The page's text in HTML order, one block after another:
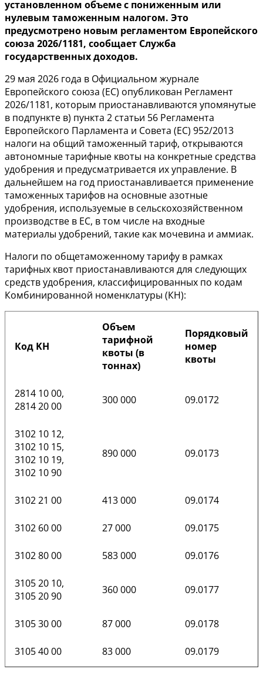
установленном объеме с пониженным или
нулевым таможенным налогом. Это
предусмотрено новым регламентом Европейского
союза 2026/1181, сообщает Служба
государственных доходов.
29 мая 2026 года в Официальном журнале
Европейского союза (ЕС) опубликован Регламент
2026/1181, которым приостанавливаются упомянутые
в подпункте в) пункта 2 статьи 56 Регламента
Европейского Парламента и Совета (ЕС) 952/2013
налоги на общий таможенный тариф, открываются
автономные тарифные квоты на конкретные средства
удобрения и предусматривается их управление. В
дальнейшем на год приостанавливается применение
таможенных тарифов на основные азотные
удобрения, используемые в сельскохозяйственном
производстве в ЕС, в том числе на входные
материалы удобрений, такие как мочевина и аммиак.
Налоги по общетаможенному тарифу в рамках
тарифных квот приостанавливаются для следующих
средств удобрения, классифицированных по кодам
Комбинированной номенклатуры (КН):
Код KН
Объем
тарифной
квоты (в
тоннах)
Порядковый
номер
квоты
2814 10 00,
2814 20 00
300 000 09.0172
3102 10 12,
3102 10 15,
3102 10 19,
3102 10 90
890 000 09.0173
3102 21 00 413 000 09.0174
3102 60 00 27 000 09.0175
3102 80 00 583 000 09.0176
3105 20 10,
3105 20 90
360 000 09.0177
3105 30 00 87 000 09.0178
3105 40 00 83 000 09.0179